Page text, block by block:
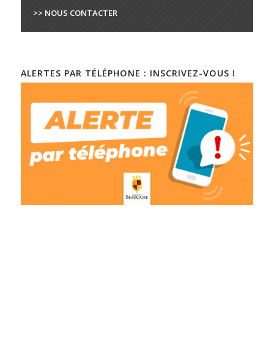
>> NOUS CONTACTER
ALERTES PAR TÉLÉPHONE : INSCRIVEZ-VOUS !